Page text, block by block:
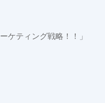
ケティング戦略！！」